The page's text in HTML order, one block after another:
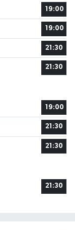
19:00
19:00
21:30
21:30
19:00
21:30
21:30
21:30